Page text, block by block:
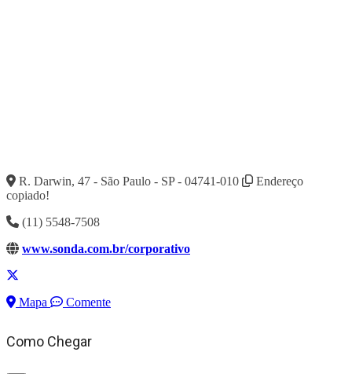
R. Darwin, 47 - São Paulo - SP - 04741-010
Endereço
copiado!
(11) 5548-7508
www.sonda.com.br/corporativo
Mapa Comente
Como Chegar